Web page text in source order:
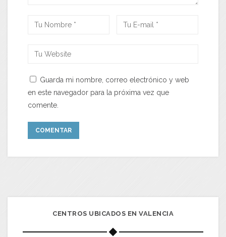
Guarda mi nombre, correo electrónico y web
en este navegador para la próxima vez que
comente.
CENTROS UBICADOS EN VALENCIA